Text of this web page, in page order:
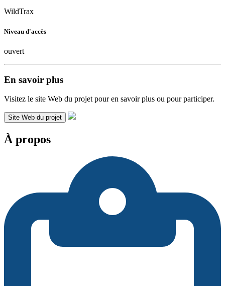
WildTrax
Niveau d'accès
ouvert
En savoir plus
Visitez le site Web du projet pour en savoir plus ou pour participer.
Site Web du projet
À propos